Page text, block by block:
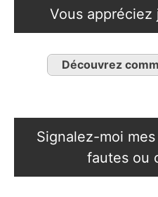
Vous appréciez
Découvrez
Signalez-moi
fautes ou